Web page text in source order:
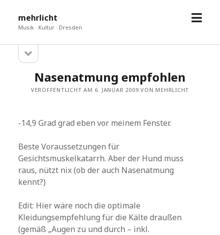
mehrlicht
Musik · Kultur · Dresden
Menü
Sidebar
öffnen
Nasenatmung empfohlen
VERÖFFENTLICHT AM 6. JANUAR 2009 VON MEHRLICHT
-14,9 Grad grad eben vor meinem Fenster.
Beste Voraussetzungen für
Gesichtsmuskelkatarrh. Aber der Hund muss
raus, nützt nix (ob der auch Nasenatmung
kennt?)
Edit: Hier wäre noch die optimale
Kleidungsempfehlung für die Kälte draußen
(gemäß „Augen zu und durch – inkl.